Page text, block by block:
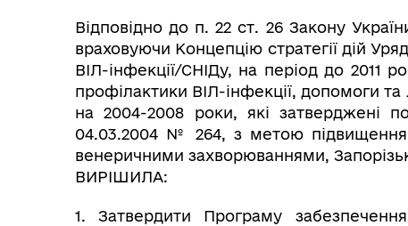
МІСТОБУДУВАННЯ
Відповідно до п. 22 ст. 26 Закону
враховуючи Концепцію стратегії дій
ВІЛ-інфекції/СНІДу, на період до 2011
профілактики ВІЛ-інфекції, допомоги
на 2004-2008 роки, які затверджені
04.03.2004 № 264, з метою підвищення
венеричними захворюваннями,
ВИРІШИЛА:
1. Затвердити Програму